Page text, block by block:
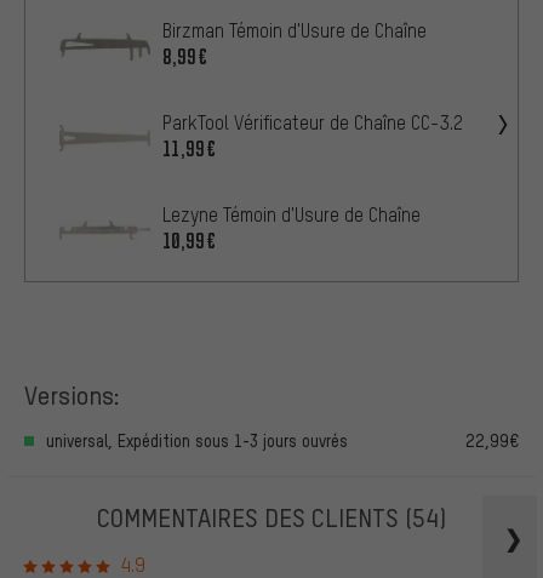
Birzman Témoin d'Usure de Chaîne
8,99€
ParkTool Vérificateur de Chaîne CC-3.2
11,99€
Lezyne Témoin d'Usure de Chaîne
10,99€
Versions:
universal, Expédition sous 1-3 jours ouvrés 22,99€
COMMENTAIRES DES CLIENTS (54)
4.9